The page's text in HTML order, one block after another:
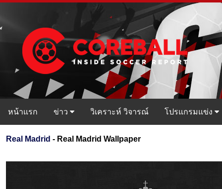
หน้าแรก ข่าว วิเคราะห์ วิจารณ์ โปรแกรมแข่ง
Real Madrid - Real Madrid Wallpaper